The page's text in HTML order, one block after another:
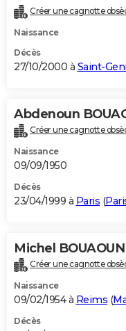
Créer une cagnotte
Naissance
Décès
27/10/2000 à Saint-
Abdenoun
Créer une cagnotte
Naissance
09/09/1950
Décès
23/04/1999 à Paris (
Michel
Créer une cagnotte
Naissance
09/02/1954 à Reims (
Décès